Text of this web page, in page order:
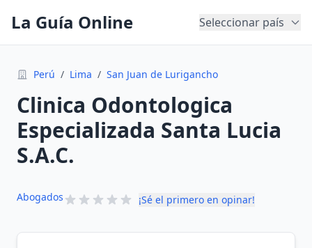
La Guía Online Seleccionar país
Perú / Lima / San Juan de Lurigancho
Clinica Odontologica
Especializada Santa Lucia
S.A.C.
Abogados ¡Sé el primero en opinar!